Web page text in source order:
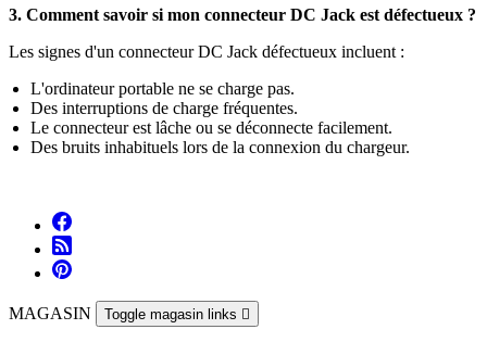
3. Comment savoir si mon connecteur DC Jack est défectueux ?
Les signes d'un connecteur DC Jack défectueux incluent :
L'ordinateur portable ne se charge pas.
Des interruptions de charge fréquentes.
Le connecteur est lâche ou se déconnecte facilement.
Des bruits inhabituels lors de la connexion du chargeur.
MAGASIN Toggle magasin links 